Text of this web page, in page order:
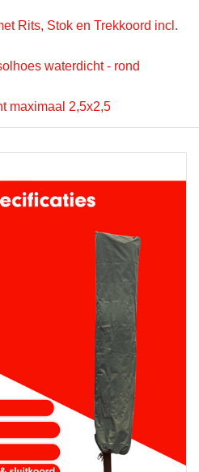
Rits, Stok en Trekkoord incl.
waterdicht - rond
maximaal 2,5x2,5